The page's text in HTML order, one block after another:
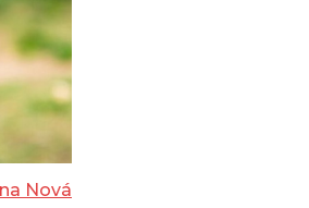
Nová